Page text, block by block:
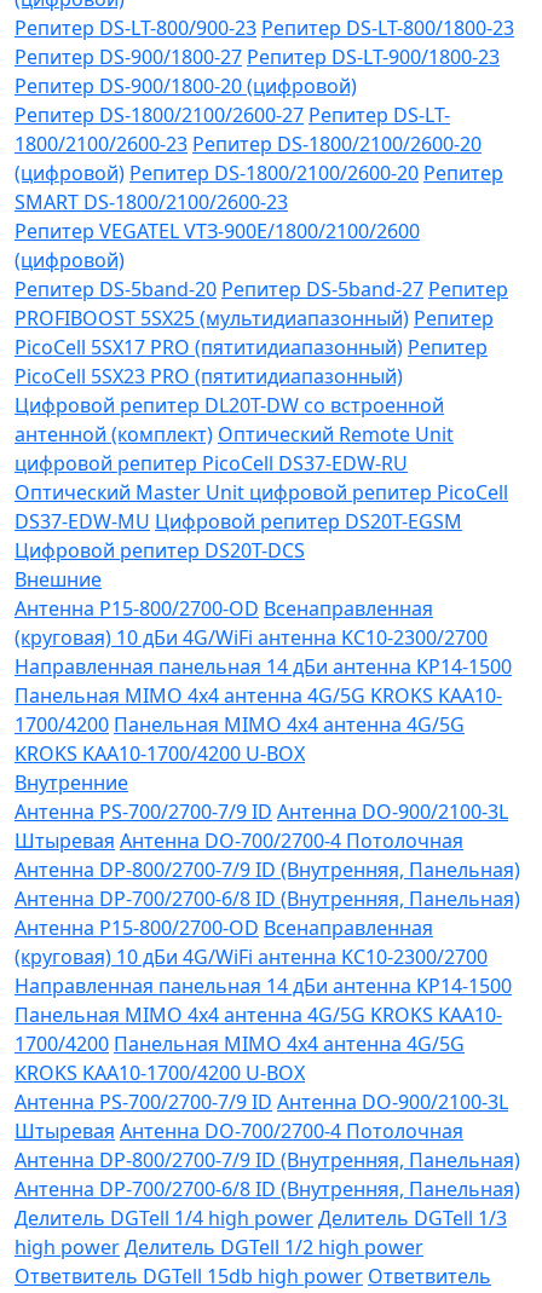
Репитер DS-LT-800/900-23 Репитер DS-LT-800/1800-23
Репитер DS-900/1800-27 Репитер DS-LT-900/1800-23
Репитер DS-900/1800-20 (цифровой)
Репитер DS-1800/2100/2600-27 Репитер DS-LT-
1800/2100/2600-23 Репитер DS-1800/2100/2600-20
(цифровой) Репитер DS-1800/2100/2600-20 Репитер
SMART DS-1800/2100/2600-23
Репитер VЕGATEL VТЗ-900Е/1800/2100/2600
(цифровой)
Репитер DS-5band-20 Репитер DS-5band-27 Репитер
PROFIBOOST 5SX25 (мультидиапазонный) Репитер
PicoCell 5SX17 PRO (пятитидиапазонный) Репитер
PicoCell 5SX23 PRO (пятитидиапазонный)
Цифровой репитер DL20T-DW со встроенной
антенной (комплект) Оптический Remote Unit
цифровой репитер PicoCell DS37-EDW-RU
Оптический Master Unit цифровой репитер PicoCell
DS37-EDW-MU Цифровой репитер DS20T-EGSM
Цифровой репитер DS20T-DCS
Внешние
Антенна P15-800/2700-OD Всенаправленная
(круговая) 10 дБи 4G/WiFi антенна KC10-2300/2700
Направленная панельная 14 дБи антенна KP14-1500
Панельная MIMO 4x4 антенна 4G/5G KROKS KAA10-
1700/4200 Панельная MIMO 4x4 антенна 4G/5G
KROKS KAA10-1700/4200 U-BOX
Внутренние
Антенна PS-700/2700-7/9 ID Антенна DO-900/2100-3L
Штыревая Антенна DO-700/2700-4 Потолочная
Антенна DP-800/2700-7/9 ID (Внутренняя, Панельная)
Антенна DP-700/2700-6/8 ID (Внутренняя, Панельная)
Антенна P15-800/2700-OD Всенаправленная
(круговая) 10 дБи 4G/WiFi антенна KC10-2300/2700
Направленная панельная 14 дБи антенна KP14-1500
Панельная MIMO 4x4 антенна 4G/5G KROKS KAA10-
1700/4200 Панельная MIMO 4x4 антенна 4G/5G
KROKS KAA10-1700/4200 U-BOX
Антенна PS-700/2700-7/9 ID Антенна DO-900/2100-3L
Штыревая Антенна DO-700/2700-4 Потолочная
Антенна DP-800/2700-7/9 ID (Внутренняя, Панельная)
Антенна DP-700/2700-6/8 ID (Внутренняя, Панельная)
Делитель DGTell 1/4 high powerДелитель DGTell 1/3
high powerДелитель DGTell 1/2 high power
Ответвитель DGTell 15db high power Ответвитель